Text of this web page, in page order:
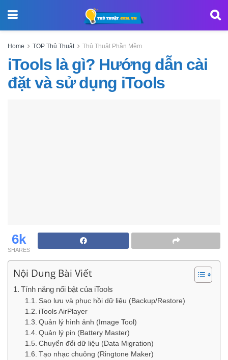
Home TOP Thủ Thuật Thủ Thuật Phần Mềm
iTools là gì? Hướng dẫn cài
đặt và sử dụng iTools
6k
SHARES
Nội Dung Bài Viết
Tính năng nổi bật của iTools
Sao lưu và phục hồi dữ liệu (Backup/Restore)
iTools AirPlayer
Quản lý hình ảnh (Image Tool)
Quản lý pin (Battery Master)
Chuyển đổi dữ liệu (Data Migration)
Tạo nhạc chuông (Ringtone Maker)